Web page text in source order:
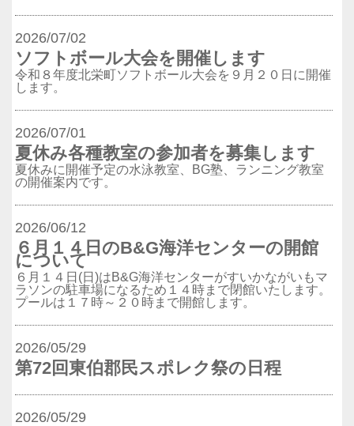
2026/07/02
ソフトボール大会を開催します
令和８年度北栄町ソフトボール大会を９月２０日に開催
します。
2026/07/01
夏休み各種教室の参加者を募集します
夏休みに開催予定の水泳教室、BG塾、ランニング教室
の開催案内です。
2026/06/12
６月１４日のB&G海洋センターの開館
について
６月１４日(日)はB&G海洋センターがすいかながいもマ
ラソンの駐車場になるため１４時まで閉館いたします。
プールは１７時～２０時まで開館します。
2026/05/29
第72回東伯郡民スポレク祭の日程
2026/05/29